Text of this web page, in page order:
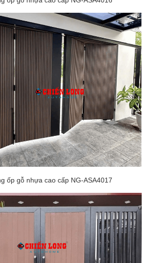
ốp gỗ nhựa cao cấp NG-ASA4017